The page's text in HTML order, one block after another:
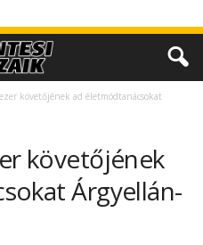
követőjének ad életmódtanácsokat
követőjének
Árgyellán-